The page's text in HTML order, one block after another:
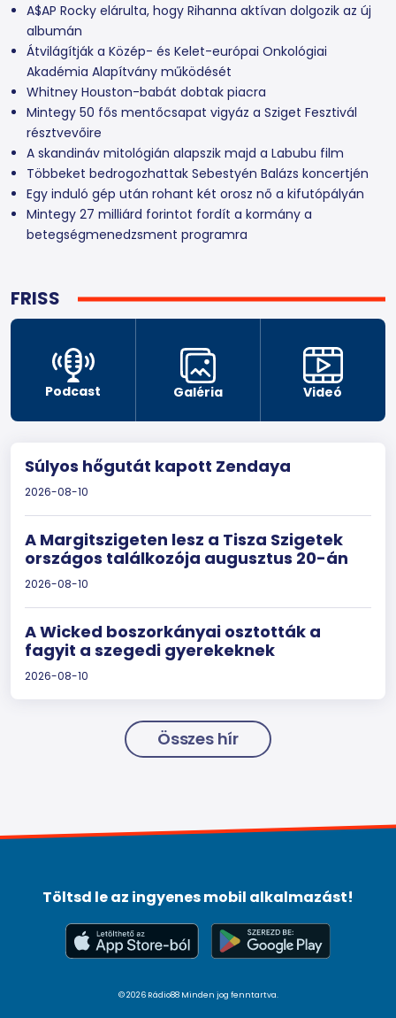
FRISS
Podcast Galéria Videó
Súlyos hőgutát kapott Zendaya
2026-08-10
A Margitszigeten lesz a Tisza Szigetek
országos találkozója augusztus 20-án
2026-08-10
A Wicked boszorkányai osztották a
fagyit a szegedi gyerekeknek
2026-08-10
Összes hír
A$AP Rocky elárulta, hogy Rihanna aktívan dolgozik az új
albumán
Átvilágítják a Közép- és Kelet-európai Onkológiai
Akadémia Alapítvány működését
Whitney Houston-babát dobtak piacra
Mintegy 50 fős mentőcsapat vigyáz a Sziget Fesztivál
résztvevőire
A skandináv mitológián alapszik majd a Labubu film
Többeket bedrogozhattak Sebestyén Balázs koncertjén
Egy induló gép után rohant két orosz nő a kifutópályán
Mintegy 27 milliárd forintot fordít a kormány a
betegségmenedzsment programra
Töltsd le az ingyenes mobil alkalmazást!
© 2026 Rádio88 Minden jog fenntartva.